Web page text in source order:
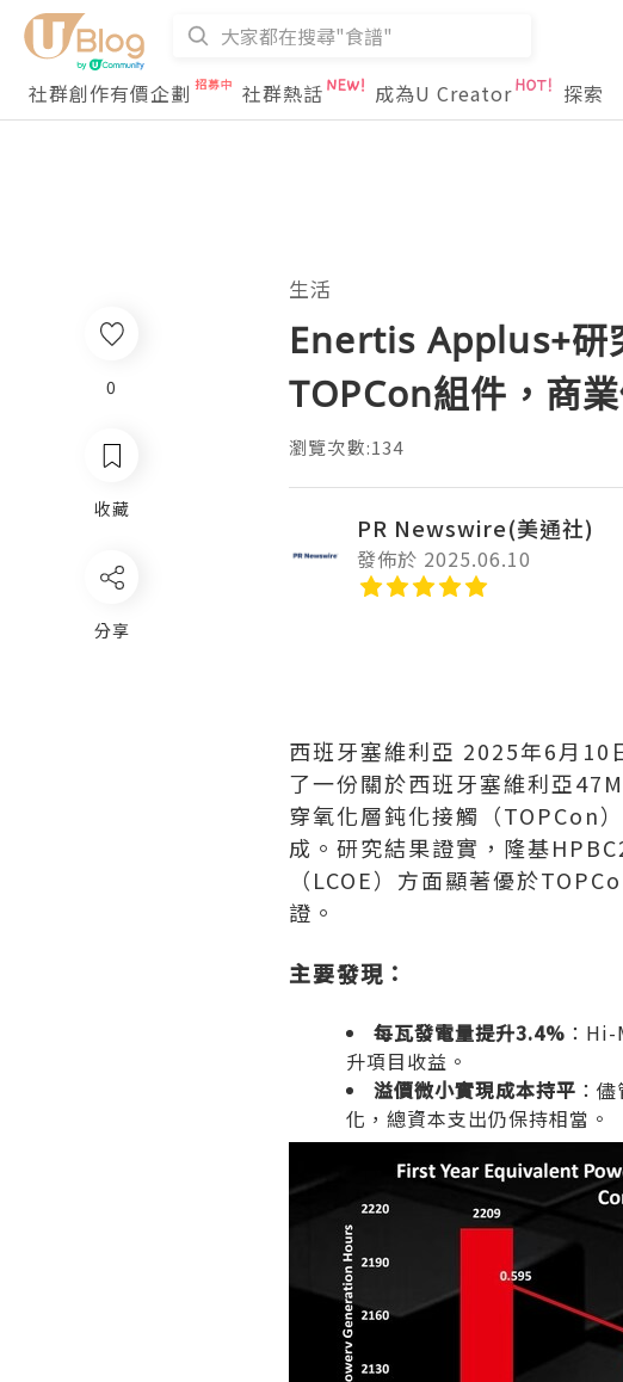
社群創作有價企劃
社群熱話 成為U Creator 探索
生活
Enertis Applus+研
TOPCon組件，商
瀏覽次數:134
PR Newswire(美通社)
發佈於 2025.06.10
西班牙塞維利亞 2025年6月10
了一份關於西班牙塞維利亞
穿氧化層鈍化接觸（TOPCon
成。研究結果證實，隆基
（LCOE）方面顯著優於
證。
主要發現：
每瓦發電量提升3.4% ：
升項目收益。
溢價微小實現成本持平 ：
化，總資本支出仍保持相當。
0
收藏
分享